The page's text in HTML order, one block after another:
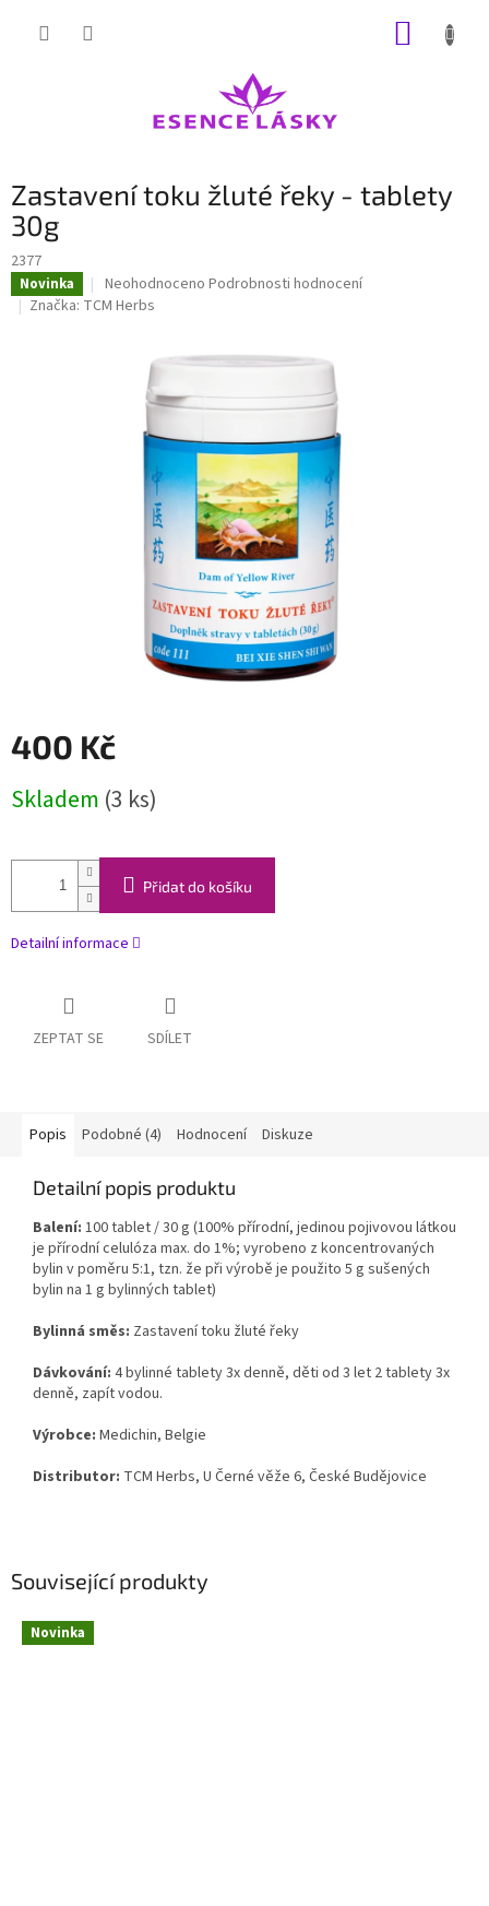
Zastavení toku žluté řeky - tablety
30g
2377
Novinka
Průměrné
hodnocení
hvězdiček.
Neohodnoceno Podrobnosti hodnocení
Značka: TCM Herbs
400 Kč
cena:
Skladem (3 ks)
Přidat do košíku
Detailní informace
ZEPTAT SE SDÍLET
Související produkty
Novinka
Popis Podobné (4) Hodnocení Diskuze
Detailní popis produktu
Balení: 100 tablet / 30 g (100% přírodní, jedinou pojivovou látkou
je přírodní celulóza max. do 1%; vyrobeno z koncentrovaných
bylin v poměru 5:1, tzn. že při výrobě je použito 5 g sušených
bylin na 1 g bylinných tablet)
Bylinná směs: Zastavení toku žluté řeky
Dávkování: 4 bylinné tablety 3x denně, děti od 3 let 2 tablety 3x
denně, zapít vodou.
Výrobce: Medichin, Belgie
Distributor: TCM Herbs, U Černé věže 6, České Budějovice